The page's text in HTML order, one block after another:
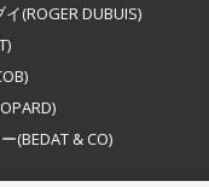
(ROGER DUBUIS)
(BEDAT & CO)